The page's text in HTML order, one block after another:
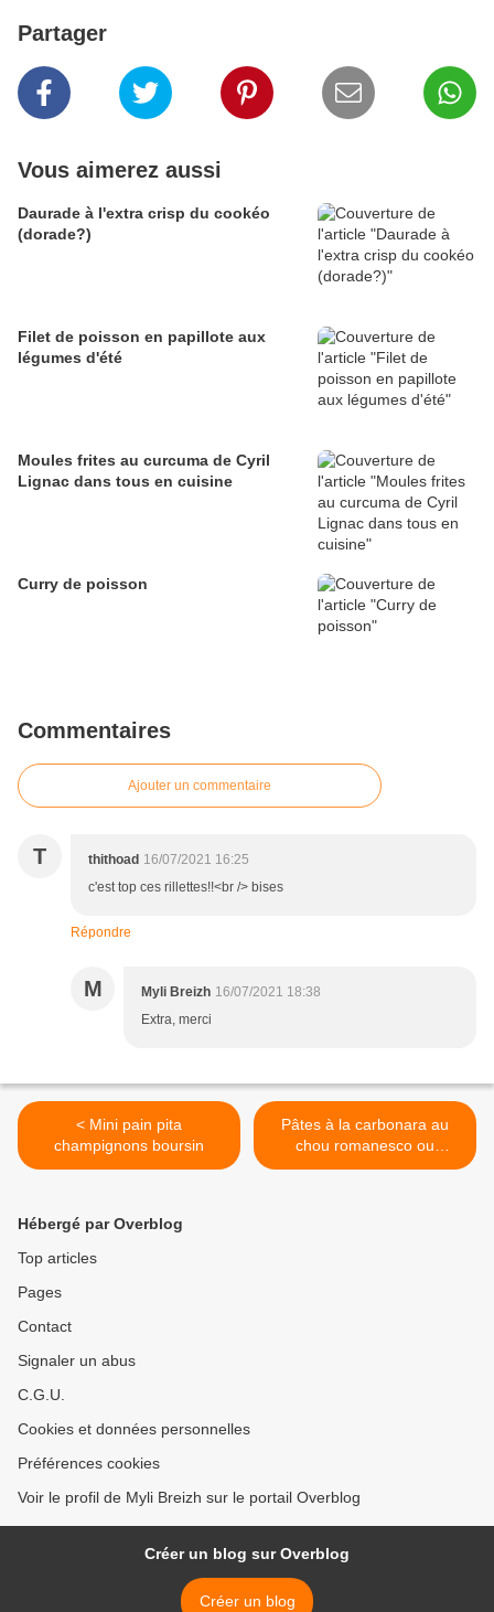
Partager
Vous aimerez aussi
Daurade à l'extra crisp du cookéo
(dorade?)
Filet de poisson en papillote aux
légumes d'été
Moules frites au curcuma de Cyril
Lignac dans tous en cuisine
Curry de poisson
Commentaires
Ajouter un commentaire
T thithoad 16/07/2021 16:25
c'est top ces rillettes!!<br /> bises
Répondre
M Myli Breizh 16/07/2021 18:38
Extra, merci
< Mini pain pita
champignons boursin
Pâtes à la carbonara au
chou romanesco ou
brocolis (companion ou
Hébergé par Overblog
Top articles
Pages
Contact
Signaler un abus
C.G.U.
Cookies et données personnelles
Préférences cookies
Voir le profil de Myli Breizh sur le portail Overblog
Créer un blog sur Overblog
Créer un blog